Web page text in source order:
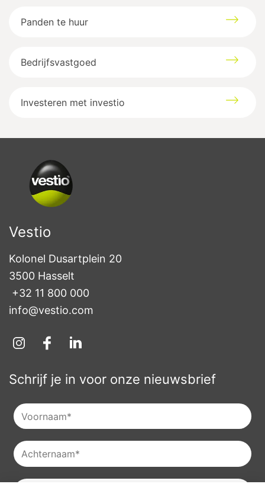
Panden te huur
Bedrijfsvastgoed
Investeren met investio
Vestio
Kolonel Dusartplein 20
3500 Hasselt
+32 11 800 000
info@vestio.com
Schrijf je in voor onze nieuwsbrief